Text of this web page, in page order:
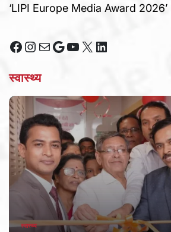
‘LIPI Europe Media Award 2026’
Facebook
Instagram
MailGoogle
YouTube
X LinkedIn
स्वास्थ्य
POSTED
स्वास्थ्य